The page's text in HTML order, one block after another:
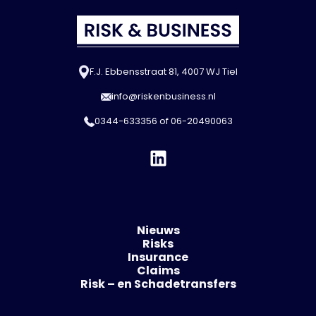
F.J. Ebbensstraat 81, 4007 WJ Tiel
info@riskenbusiness.nl
0344-633356 of06-20490063
Nieuws
Risks
Insurance
Claims
Risk – en Schadetransfers